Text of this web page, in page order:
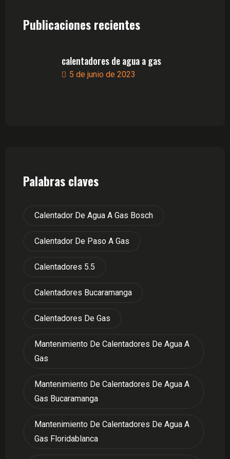
Publicaciones recientes
calentadores de agua a gas
5 de junio de 2023
Palabras claves
Calentador De Agua A Gas Bosch
Calentador De Paso A Gas
Calentadores 5.5
Calentadores Bucaramanga
Calentadores De Gas
Mantenimiento De Calentadores De Agua A
Gas
Mantenimiento De Calentadores De Agua A
Gas Bucaramanga
Mantenimiento De Calentadores De Agua A
Gas Floridablanca